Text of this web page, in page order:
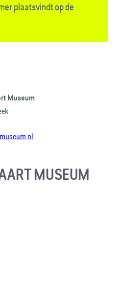
plaatsvindt op de
Museum
MUSEUM